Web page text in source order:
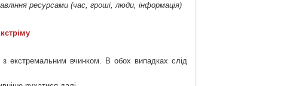
ресурсами (час, гроші, люди, інформація)
екстремальним вчинком. В обох випадках слід